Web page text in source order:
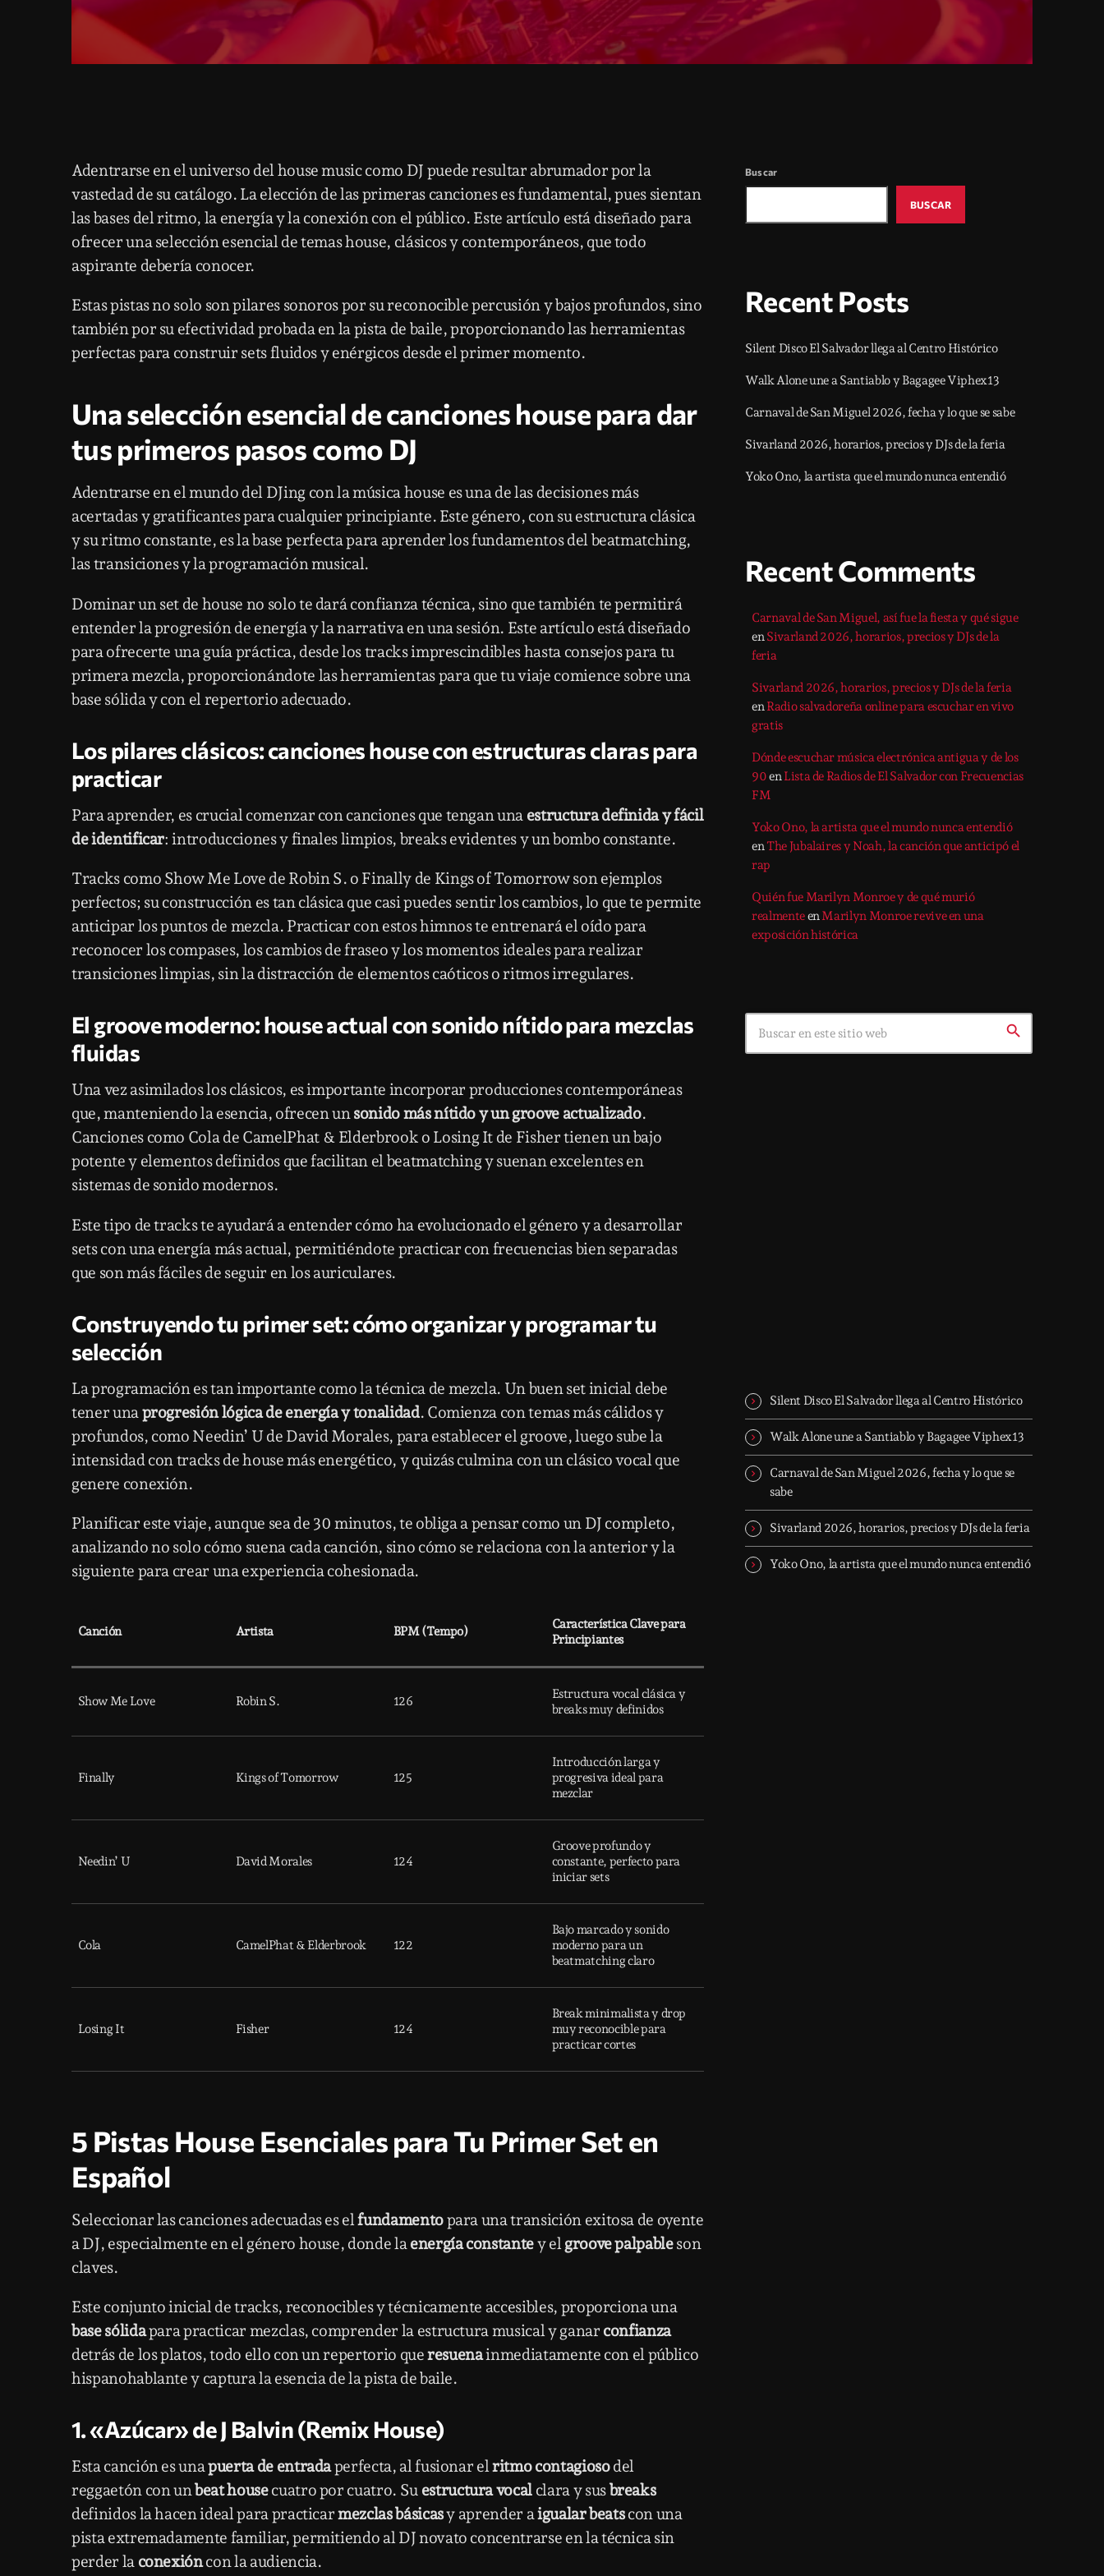
Adentrarse en el universo del house music como DJ puede resultar abrumador por la
vastedad de su catálogo. La elección de las primeras canciones es fundamental, pues sientan
las bases del ritmo, la energía y la conexión con el público. Este artículo está diseñado para
ofrecer una selección esencial de temas house, clásicos y contemporáneos, que todo
aspirante debería conocer.
Estas pistas no solo son pilares sonoros por su reconocible percusión y bajos profundos, sino
también por su efectividad probada en la pista de baile, proporcionando las herramientas
perfectas para construir sets fluidos y enérgicos desde el primer momento.
Una selección esencial de canciones house para dar
tus primeros pasos como DJ
Adentrarse en el mundo del DJing con la música house es una de las decisiones más
acertadas y gratificantes para cualquier principiante. Este género, con su estructura clásica
y su ritmo constante, es la base perfecta para aprender los fundamentos del beatmatching,
las transiciones y la programación musical.
Dominar un set de house no solo te dará confianza técnica, sino que también te permitirá
entender la progresión de energía y la narrativa en una sesión. Este artículo está diseñado
para ofrecerte una guía práctica, desde los tracks imprescindibles hasta consejos para tu
primera mezcla, proporcionándote las herramientas para que tu viaje comience sobre una
base sólida y con el repertorio adecuado.
Los pilares clásicos: canciones house con estructuras claras para
practicar
Para aprender, es crucial comenzar con canciones que tengan una estructura definida y fácil
de identificar: introducciones y finales limpios, breaks evidentes y un bombo constante.
Tracks como Show Me Love de Robin S. o Finally de Kings of Tomorrow son ejemplos
perfectos; su construcción es tan clásica que casi puedes sentir los cambios, lo que te permite
anticipar los puntos de mezcla. Practicar con estos himnos te entrenará el oído para
reconocer los compases, los cambios de fraseo y los momentos ideales para realizar
transiciones limpias, sin la distracción de elementos caóticos o ritmos irregulares.
El groove moderno: house actual con sonido nítido para mezclas
fluidas
Una vez asimilados los clásicos, es importante incorporar producciones contemporáneas
que, manteniendo la esencia, ofrecen unsonido más nítido y un groove actualizado.
Canciones como Cola de CamelPhat & Elderbrook o Losing It de Fisher tienen un bajo
potente y elementos definidos que facilitan el beatmatching y suenan excelentes en
sistemas de sonido modernos.
Este tipo de tracks te ayudará a entender cómo ha evolucionado el género y a desarrollar
sets con una energía más actual, permitiéndote practicar con frecuencias bien separadas
que son más fáciles de seguir en los auriculares.
Construyendo tu primer set: cómo organizar y programar tu
selección
La programación es tan importante como la técnica de mezcla. Un buen set inicial debe
tener una progresión lógica de energía y tonalidad. Comienza con temas más cálidos y
profundos, como Needin’ U de David Morales, para establecer el groove, luego sube la
intensidad con tracks de house más energético, y quizás culmina con un clásico vocal que
genere conexión.
Planificar este viaje, aunque sea de 30 minutos, te obliga a pensar como un DJ completo,
analizando no solo cómo suena cada canción, sino cómo se relaciona con la anterior y la
siguiente para crear una experiencia cohesionada.
Canción Artista BPM (Tempo)
Característica Clave para
Principiantes
Show Me Love Robin S. 126
Estructura vocal clásica y
breaks muy definidos
Finally Kings of Tomorrow 125
Introducción larga y
progresiva ideal para
mezclar
Needin’ U David Morales 124
Groove profundo y
constante, perfecto para
iniciar sets
Cola CamelPhat & Elderbrook 122
Bajo marcado y sonido
moderno para un
beatmatching claro
Losing It Fisher 124
Break minimalista y drop
muy reconocible para
practicar cortes
5 Pistas House Esenciales para Tu Primer Set en
Español
Seleccionar las canciones adecuadas es elfundamentopara una transición exitosa de oyente
a DJ, especialmente en el género house, donde laenergía constantey elgroove palpableson
claves.
Este conjunto inicial de tracks, reconocibles y técnicamente accesibles, proporciona una
base sólidapara practicar mezclas, comprender la estructura musical y ganar confianza
detrás de los platos, todo ello con un repertorio queresuenainmediatamente con el público
hispanohablante y captura la esencia de la pista de baile.
1. «Azúcar» de J Balvin (Remix House)
Esta canción es unapuerta de entradaperfecta, al fusionar elritmo contagiosodel
reggaetón con unbeat housecuatro por cuatro. Su estructura vocal clara y susbreaks
definidos la hacen ideal para practicarmezclas básicasy aprender aigualar beatscon una
pista extremadamente familiar, permitiendo al DJ novato concentrarse en la técnica sin
perder la conexióncon la audiencia.
Buscar
BUSCAR
Recent Posts
Silent Disco El Salvador llega al Centro Histórico
Walk Alone une a Santiablo y Bagagee Viphex13
Carnaval de San Miguel 2026, fecha y lo que se sabe
Sivarland 2026, horarios, precios y DJs de la feria
Yoko Ono, la artista que el mundo nunca entendió
Recent Comments
Carnaval de San Miguel, así fue la fiesta y qué sigue
enSivarland 2026, horarios, precios y DJs de la
feria
Sivarland 2026, horarios, precios y DJs de la feria
enRadio salvadoreña online para escuchar en vivo
gratis
Dónde escuchar música electrónica antigua y de los
90enLista de Radios de El Salvador con Frecuencias
FM
Yoko Ono, la artista que el mundo nunca entendió
enThe Jubalaires y Noah, la canción que anticipó el
rap
Quién fue Marilyn Monroe y de qué murió
realmenteenMarilyn Monroe revive en una
exposición histórica
search
Silent Disco El Salvador llega al Centro Histórico
Walk Alone une a Santiablo y Bagagee Viphex13
Carnaval de San Miguel 2026, fecha y lo que se
sabe
Sivarland 2026, horarios, precios y DJs de la feria
Yoko Ono, la artista que el mundo nunca entendió